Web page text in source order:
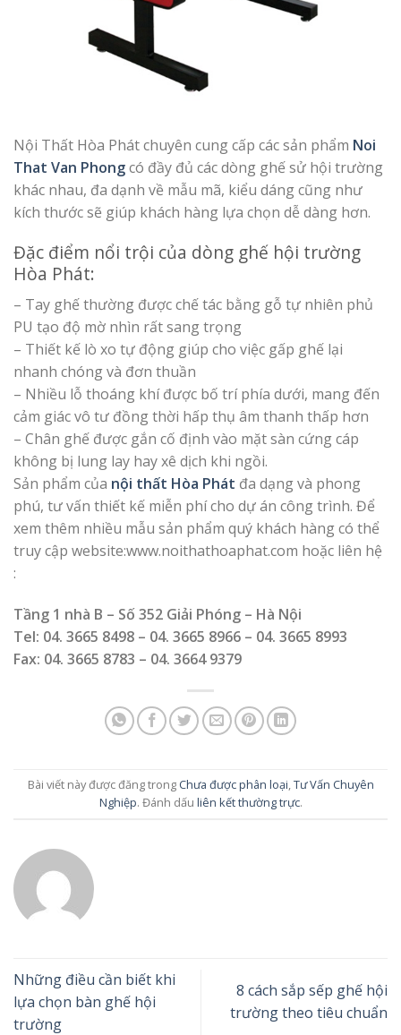
Nội Thất Hòa Phát chuyên cung cấp các sản phẩm Noi
That Van Phongcó đầy đủ các dòng ghế sử hội trường
khác nhau, đa dạnh về mẫu mã, kiểu dáng cũng như
kích thước sẽ giúp khách hàng lựa chọn dễ dàng hơn.
Đặc điểm nổi trội của dòng ghế hội trường
Hòa Phát:
– Tay ghế thường được chế tác bằng gỗ tự nhiên phủ
PU tạo độ mờ nhìn rất sang trọng
– Thiết kế lò xo tự động giúp cho việc gấp ghế lại
nhanh chóng và đơn thuần
– Nhiều lỗ thoáng khí được bố trí phía dưới, mang đến
cảm giác vô tư đồng thời hấp thụ âm thanh thấp hơn
– Chân ghế được gắn cố định vào mặt sàn cứng cáp
không bị lung lay hay xê dịch khi ngồi.
Sản phẩm của nội thất Hòa Phát đa dạng và phong
phú, tư vấn thiết kế miễn phí cho dự án công trình. Để
xem thêm nhiều mẫu sản phẩm quý khách hàng có thể
truy cập website:www.noithathoaphat.com hoặc liên hệ
:
Tầng 1 nhà B – Số 352 Giải Phóng – Hà Nội
Tel: 04. 3665 8498 – 04. 3665 8966 – 04. 3665 8993
Fax: 04. 3665 8783 – 04. 3664 9379
Bài viết này được đăng trong Chưa được phân loại,Tư Vấn Chuyên
Nghiệp. Đánh dấu liên kết thường trực.
Những điều cần biết khi
lựa chọn bàn ghế hội
trường
8 cách sắp sếp ghế hội
trường theo tiêu chuẩn